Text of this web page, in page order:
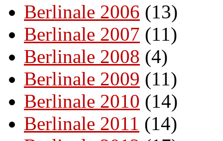
Berlinale 2006 (13)
Berlinale 2007 (11)
Berlinale 2008 (4)
Berlinale 2009 (11)
Berlinale 2010 (14)
Berlinale 2011 (14)